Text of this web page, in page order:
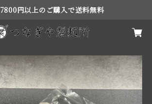
7800円以上のご購入で送料無料